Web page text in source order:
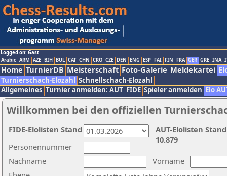
Logged on: Gast
Arabic ARM AZE BIH BUL CAT CHN CRO CZE DEN ENG ESP FAI FIN FRA GER GRE INA
Home TurnierDB Meisterschaft Foto-Galerie Meldekartei
Turnierschach-Elozahl Schnellschach-Elozahl
Allgemeines Turnier anmelden: AUT FIDE Spieler anmelden Elo
Willkommen bei den offiziellen
Nachname
Vorname
Personennummer
AUT-Elolisten
10.879
FIDE-Elolisten Stand